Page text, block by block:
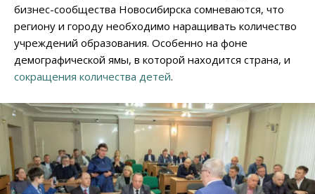
бизнес-сообщества Новосибирска сомневаются, что
региону и городу необходимо наращивать количество
учреждений образования. Особенно на фоне
демографической ямы, в которой находится страна, и
сокращения количества детей.